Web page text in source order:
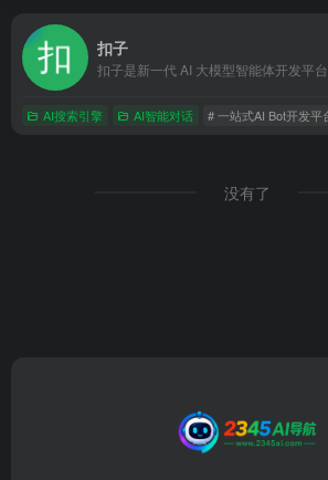
扣子
AI搜索引擎 AI智能对话 # 一站式AI Bot开发平
没有了